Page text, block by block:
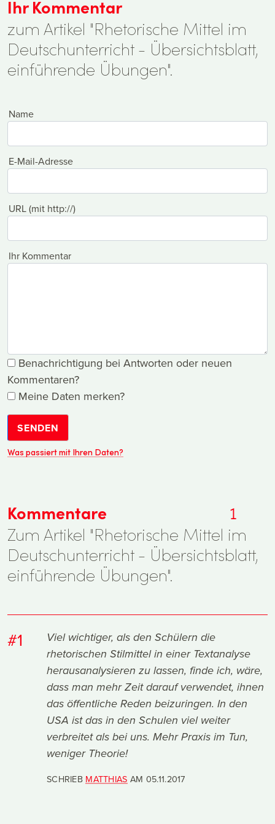
Ihr Kommentar
zum Artikel "Rhetorische Mittel im
Deutschunterricht - Übersichtsblatt,
einführende Übungen".
Name
E-Mail-Adresse
URL (mit http://)
Ihr Kommentar
Benachrichtigung bei Antworten oder neuen
Kommentaren?
Meine Daten merken?
SENDEN
Was passiert mit Ihren Daten?
Kommentare
1
Zum Artikel "Rhetorische Mittel im
Deutschunterricht - Übersichtsblatt,
einführende Übungen".
#1
Viel wichtiger, als den Schülern die
rhetorischen Stilmittel in einer Textanalyse
herausanalysieren zu lassen, finde ich, wäre,
dass man mehr Zeit darauf verwendet, ihnen
das öffentliche Reden beizuringen. In den
USA ist das in den Schulen viel weiter
verbreitet als bei uns. Mehr Praxis im Tun,
weniger Theorie!
SCHRIEB MATTHIAS AM 05.11.2017